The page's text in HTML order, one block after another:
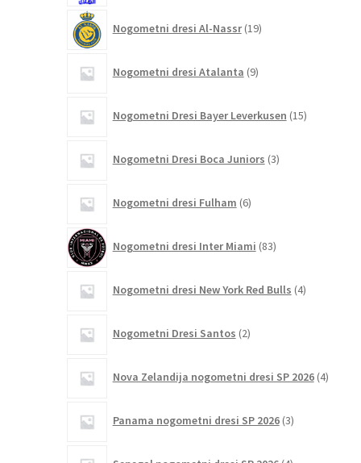
Nogometni dresi Al-Nassr 19izdelkov
Nogometni dresi Atalanta 9izdelkov
Nogometni Dresi Bayer Leverkusen 15izdelkov
Nogometni Dresi Boca Juniors 3izdelki
Nogometni dresi Fulham 6izdelkov
Nogometni dresi Inter Miami 83izdelkov
Nogometni dresi New York Red Bulls 4izdelki
Nogometni Dresi Santos 2izdelka
Nova Zelandija nogometni dresi SP 2026 4izdelki
Panama nogometni dresi SP 2026 3izdelki